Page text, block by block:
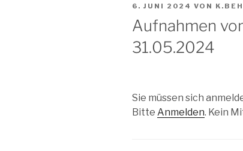
VERÖFFENTLICHT
AM
6. JUNI 2024 VON
Aufnahmen
31.05.2024
Sie müssen sich
Bitte Anmelden. Kein